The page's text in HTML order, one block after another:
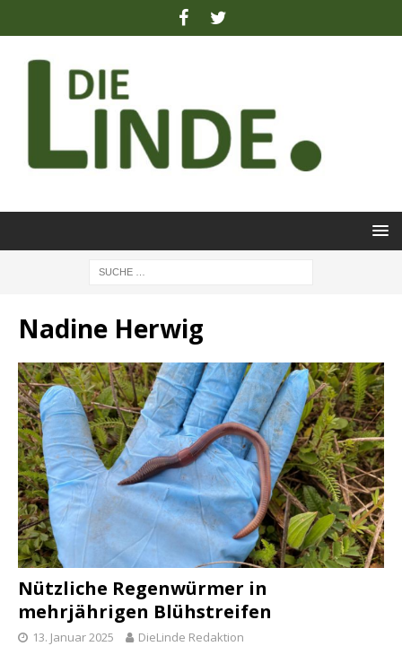
Nadine Herwig
Nützliche Regenwürmer in
mehrjährigen Blühstreifen
13. Januar 2025 DieLinde Redaktion